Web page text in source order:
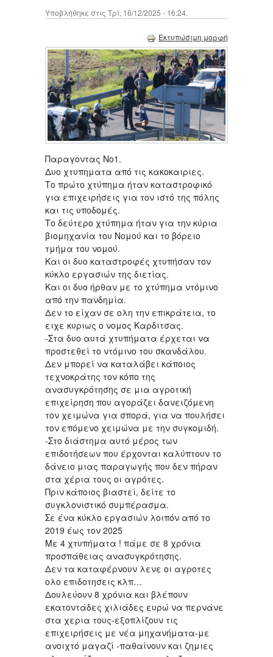
Υποβλήθηκε στις Τρί, 16/12/2025 - 16:24.
Εκτυπώσιμη μορφή
Παραγοντας Νο1.
Δυο χτυπηματα από τις κακοκαιριες.
Το πρώτο χτύπημα ήταν καταστροφικό
για επιχειρήσεις για τον ιστό της πόλης
και τις υποδομές.
Το δεύτερο χτύπημα ήταν για την κύρια
βιομηχανία του Νομού και το βόρειο
τμήμα του νομού.
Και οι δυο καταστροφές χτυπήσαν τον
κύκλο εργασιών της διετίας.
Και οι δυο ήρθαν με το χτύπημα ντόμινο
από την πανδημία.
Δεν το είχαν σε ολη την επικράτεια, το
ειχε κυριως ο νομος Καρδιτσας.
-Στα δυο αυτά χτυπήματα έρχεται να
προστεθεί το ντόμινο του σκανδάλου.
Δεν μπορεί να καταλάβει κάποιος
τεχνοκράτης τον κόπο της
ανασυγκρότησης σε μια αγροτική
επιχείρηση που αγοράζει δανειζόμενη
τον χειμώνα για σπορά, για να πουλήσει
τον επόμενο χειμώνα με την συγκομιδή.
-Στο διάστημα αυτό μέρος των
επιδοτήσεων που έρχονται καλύπτουν το
δάνειο μιας παραγωγής που δεν πήραν
στα χέρια τους οι αγρότες.
Πριν κάποιος βιαστεί, δείτε το
συγκλονιστικό συμπέρασμα.
Σε ένα κύκλο εργασιών λοιπόν από το
2019 έως τον 2025
Με 4 χτυπήματα ! πάμε σε 8 χρόνια
προσπάθειας ανασυγκρότησης.
Δεν τα καταφέρνουν λενε οι αγροτες
ολο επιδοτησεις κλπ…
Δουλεύουν 8 χρόνια και βλέπουν
εκατοντάδες χιλιάδες ευρώ να περνάνε
στα χερια τους-εξοπλίζουν τις
επιχειρήσεις με νέα μηχανήματα-με
ανοιχτό μαγαζί -παθαίνουν και ζημιες